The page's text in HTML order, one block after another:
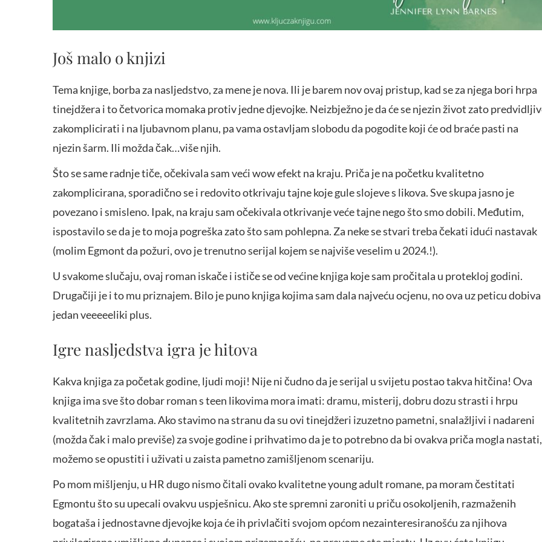
Još malo o knjizi
Tema knjige, borba za nasljedstvo, za mene je nova. Ili je barem nov ovaj pristup, kad se za njega bori hrpa
tinejdžera i to četvorica momaka protiv jedne djevojke. Neizbježno je da će se njezin život zato
zakomplicirati i na ljubavnom planu, pa vama ostavljam slobodu da pogodite koji će od braće pasti na
njezin šarm. Ili možda čak…više njih.
Što se same radnje tiče, očekivala sam veći wow efekt na kraju. Priča je na početku kvalitetno
zakomplicirana, sporadično se i redovito otkrivaju tajne koje gule slojeve s likova. Sve skupa jasno je
povezano i smisleno. Ipak, na kraju sam očekivala otkrivanje veće tajne nego što smo dobili. Međutim,
ispostavilo se da je to moja pogreška zato što sam pohlepna. Za neke se stvari treba čekati idući nastavak
(molim Egmont da požuri, ovo je trenutno serijal kojem se najviše veselim u 2024.!).
U svakome slučaju, ovaj roman iskače i ističe se od većine knjiga koje sam pročitala u protekloj godini.
Drugačiji je i to mu priznajem. Bilo je puno knjiga kojima sam dala najveću ocjenu, no ova uz peticu
jedan veeeeeliki plus.
Igre nasljedstva igra je hitova
Kakva knjiga za početak godine, ljudi moji! Nije ni čudno da je serijal u svijetu postao takva hitčina! Ova
knjiga ima sve što dobar roman s teen likovima mora imati: dramu, misterij, dobru dozu strasti i hrpu
kvalitetnih zavrzlama. Ako stavimo na stranu da su ovi tinejdžeri izuzetno pametni, snalažljivi i nadareni
(možda čak i malo previše) za svoje godine i prihvatimo da je to potrebno da bi ovakva priča mogla nastati,
možemo se opustiti i uživati u zaista pametno zamišljenom scenariju.
Po mom mišljenju, u HR dugo nismo čitali ovako kvalitetne young adult romane, pa moram čestitati
Egmontu što su upecali ovakvu uspješnicu. Ako ste spremni zaroniti u priču osokoljenih, razmaženih
bogataša i jednostavne djevojke koja će ih privlačiti svojom općom nezainteresiranošću za njihova